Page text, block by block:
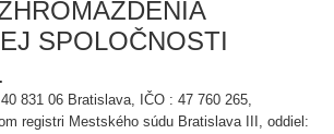
SPOLOČNOSTI
831 06 Bratislava, IČO : 47 760 265,
registri Mestského súdu Bratislava III, oddiel: